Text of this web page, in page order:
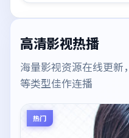
高清影视热播
海量影视资源在线更新
等类型佳作连播
热门